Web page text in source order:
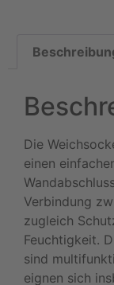
Die
einen
Verbindung
zugleich
Feuchtigkeit.
sind
eignen sich